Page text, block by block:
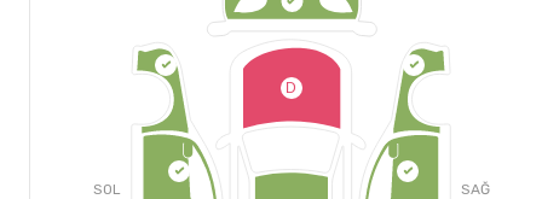
SOL
D
SAĞ